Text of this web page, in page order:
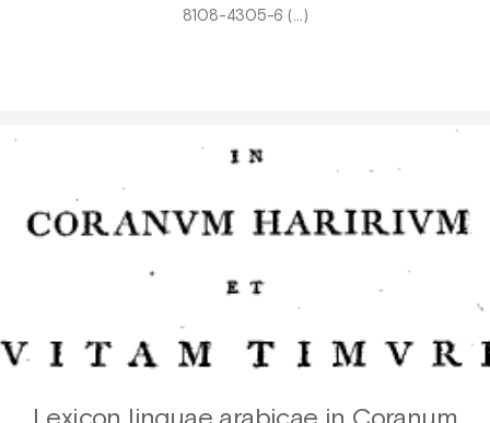
8108-4305-6 (…)